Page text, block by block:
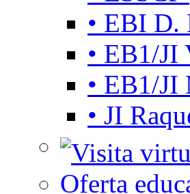
• EBI
• EB1/JI
• EB1/JI
• JI
Oferta